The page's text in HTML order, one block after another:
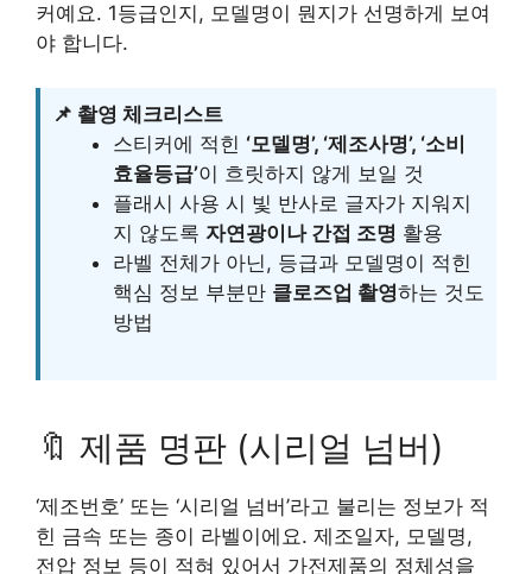
커예요. 1등급인지, 모델명이 뭔지가 선명하게 보여
야 합니다.
📌 촬영 체크리스트
스티커에 적힌 ‘모델명’, ‘제조사명’, ‘소비
효율등급’이 흐릿하지 않게 보일 것
플래시 사용 시 빛 반사로 글자가 지워지
지 않도록 자연광이나 간접 조명 활용
라벨 전체가 아닌, 등급과 모델명이 적힌
핵심 정보 부분만 클로즈업 촬영하는 것도
방법
🔖 제품 명판 (시리얼 넘버)
‘제조번호’ 또는 ‘시리얼 넘버’라고 불리는 정보가 적
힌 금속 또는 종이 라벨이에요. 제조일자, 모델명,
전압 정보 등이 적혀 있어서 가전제품의 정체성을